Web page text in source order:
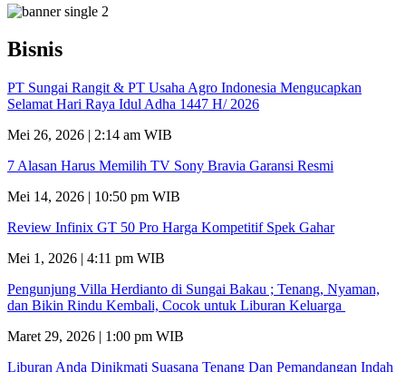
Bisnis
PT Sungai Rangit & PT Usaha Agro Indonesia Mengucapkan
Selamat Hari Raya Idul Adha 1447 H/ 2026
Mei 26, 2026 | 2:14 am WIB
7 Alasan Harus Memilih TV Sony Bravia Garansi Resmi
Mei 14, 2026 | 10:50 pm WIB
Review Infinix GT 50 Pro Harga Kompetitif Spek Gahar
Mei 1, 2026 | 4:11 pm WIB
Pengunjung Villa Herdianto di Sungai Bakau ; Tenang, Nyaman,
dan Bikin Rindu Kembali, Cocok untuk Liburan Keluarga
Maret 29, 2026 | 1:00 pm WIB
Liburan Anda Dinikmati Suasana Tenang Dan Pemandangan Indah